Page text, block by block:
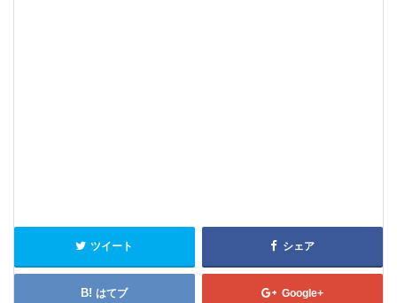
ツイート シェア
はてブ Google+